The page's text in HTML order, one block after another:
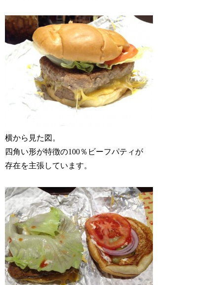
横から見た図。
四角い形が特徴の100％ビーフパティが
存在を主張しています。